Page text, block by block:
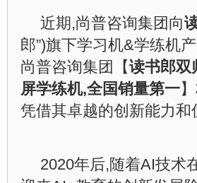
近期,尚普咨询集团向
郎”)旗下学习机&学练机
尚普咨询集团【读书郎双
屏学练机,全国销量第一
凭借其卓越的创新能力
2020年后,随着AI技术